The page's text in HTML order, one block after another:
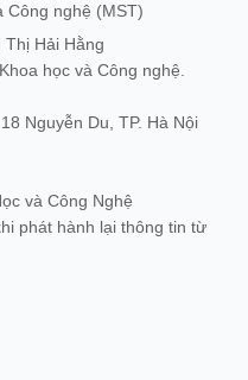
Công nghệ (MST)
Hải Hằng
học và Công nghệ.
Nguyễn Du, TP. Hà Nội
và Công Nghệ
phát hành lại thông tin từ